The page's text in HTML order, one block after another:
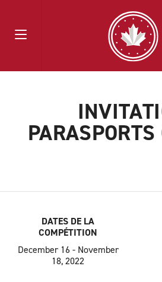
DATES DE LA
COMPÉTITION
December 16 - November
18, 2022